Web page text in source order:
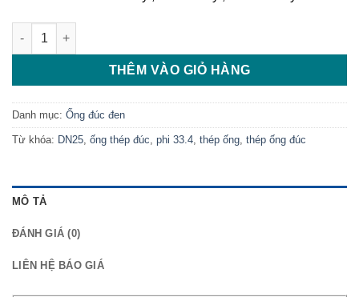
Thép ống đúc DN25 phi 33.4 số lượng
THÊM VÀO GIỎ HÀNG
Danh mục: Ống đúc đen
Từ khóa: DN25 ống thép đúc phi 33.4 thép ống thép ống đúc
MÔ TẢ
ĐÁNH GIÁ (0)
LIÊN HỆ BÁO GIÁ